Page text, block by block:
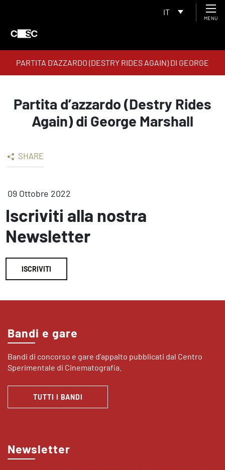
IT
MENU
PARTITA D’AZZARDO (DESTRY RIDES AGAIN) DI GEORGE
MARSHALL
Partita d’azzardo (Destry Rides
Again) di George Marshall
SHARE
09 Ottobre 2022
Iscriviti alla nostra
Newsletter
ISCRIVITI
Bandi e gare
Bandi di concorso e gare d’appalto pubblicati dal Centro
Sperimentale di Cinematografia.
TUTTI I BANDI
Newsletter